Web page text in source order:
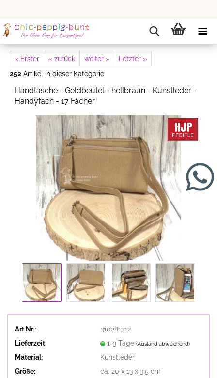
« Erster « zurück weiter »
Letzter »
252 Artikel in dieser Kategorie
Handtasche - Geldbeutel - hellbraun - Kunstleder -
Handyfach - 17 Fächer
Art.Nr.:
310281312
Lieferzeit:
1-3 Tage (Ausland abweichend)
Material:
Kunstleder
Größe:
ca. 20 x 13 x 3,5 cm